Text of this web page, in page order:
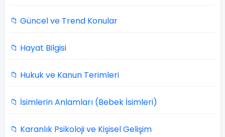
📁 Güncel ve Trend Konular
📁 Hayat Bilgisi
📁 Hukuk ve Kanun Terimleri
📁 İsimlerin Anlamları (Bebek İsimleri)
📁 Karanlık Psikoloji ve Kişisel Gelişim